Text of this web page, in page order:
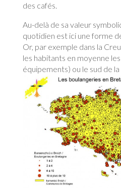
des cafés.
Au-delà de sa valeur
quotidien est ici une forme
Or, par exemple dans la
les habitants en moyenne
équipements) ou le sud de la